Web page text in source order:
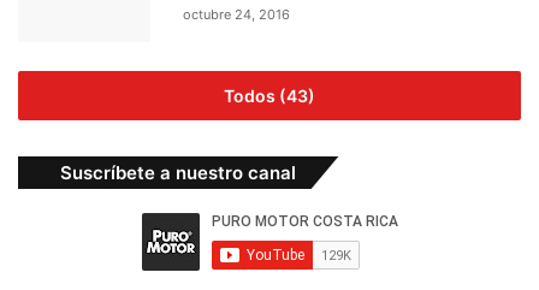
octubre 24, 2016
Todos (43)
Suscríbete a nuestro canal